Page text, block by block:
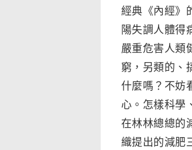
經典《內經》
陽失調人體
嚴重危害人類
窮，另類的、
什麼嗎？不
心。怎樣科
在林林總總的
織提出的減肥